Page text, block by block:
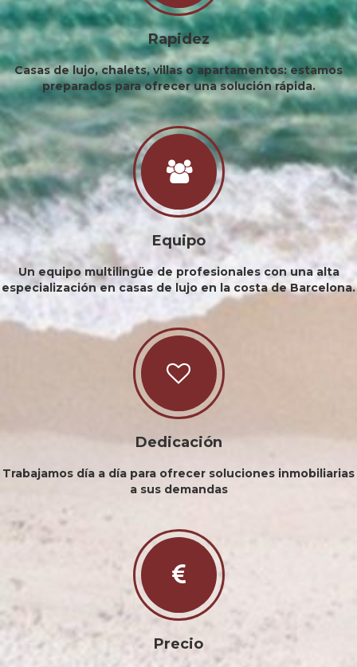
Rapidez
Casas de lujo, chalets, villas o apartamentos: estamos
preparados para ofrecer una solución rápida.
Equipo
Un equipo multilingüe de profesionales con una alta
especialización en casas de lujo en la costa de Barcelona.
Dedicación
Trabajamos día a día para ofrecer soluciones inmobiliarias
a sus demandas
Precio